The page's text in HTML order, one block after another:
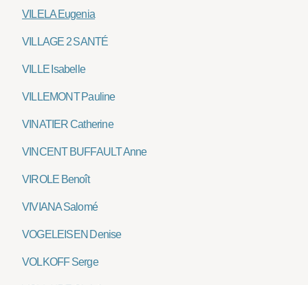
VILELA Eugenia
VILLAGE 2 SANTÉ
VILLE Isabelle
VILLEMONT Pauline
VINATIER Catherine
VINCENT BUFFAULT Anne
VIROLE Benoît
VIVIANA Salomé
VOGELEISEN Denise
VOLKOFF Serge